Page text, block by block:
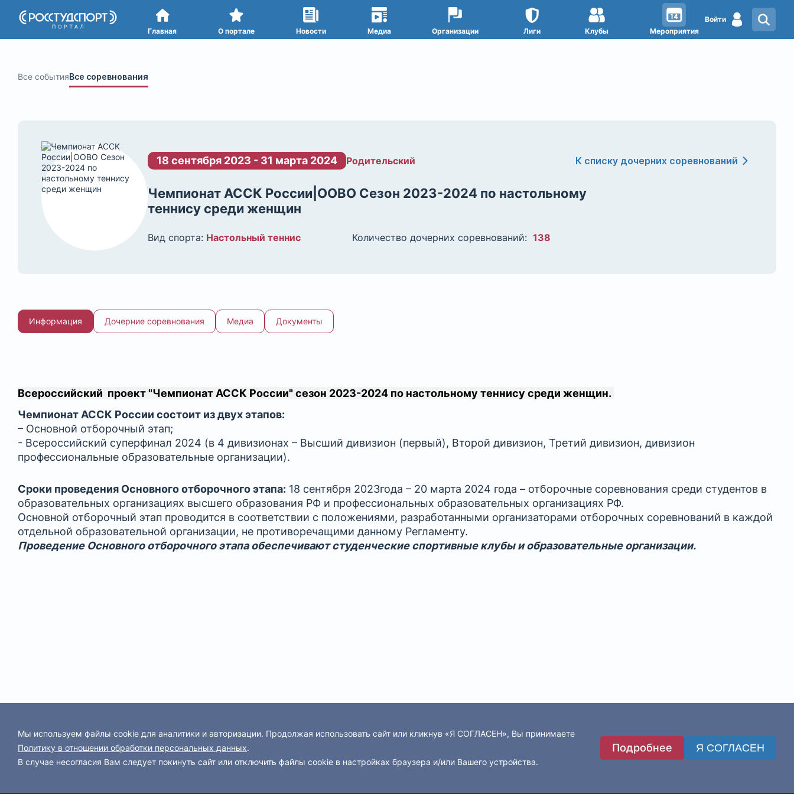
Порталстуденческого спорта
Войти
Главная
О портале Новости Медиа Организации Лиги Клубы Мероприятия
Все событияВсе соревнования
18 сентября 2023 - 31 марта 2024 Родительский К списку дочерних соревнований
Чемпионат АССК России|ООВО Сезон 2023-2024 по настольному
теннису среди женщин
Вид спорта: Настольный теннис Количество дочерних соревнований: 138
Информация Дочерние соревнования Медиа Документы
Всероссийский проект "Чемпионат АССК России" сезон 2023-2024 по настольному теннису среди женщин.
Чемпионат АССК России состоит из двух этапов:
– Основной отборочный этап;
- Всероссийский суперфинал 2024 (в 4 дивизионах – Высший дивизион (первый), Второй дивизион, Третий дивизион, дивизион
профессиональные образовательные организации).
Сроки проведения Основного отборочного этапа: 18 сентября 2023года – 20 марта 2024 года – отборочные соревнования среди студентов в
образовательных организациях высшего образования РФ и профессиональных образовательных организациях РФ.
Основной отборочный этап проводится в соответствии с положениями, разработанными организаторами отборочных соревнований в каждой
отдельной образовательной организации, не противоречащими данному Регламенту.
Проведение Основного отборочного этапа обеспечивают студенческие спортивные клубы и образовательные организации.
Мы используем файлы cookie для аналитики и авторизации. Продолжая использовать сайт или кликнув «Я СОГЛАСЕН», Вы принимаете
Политику в отношении обработки персональных данных.
В случае несогласия Вам следует покинуть сайт или отключить файлы cookie в настройках браузера и/или Вашего устройства.
Подробнее Я СОГЛАСЕН